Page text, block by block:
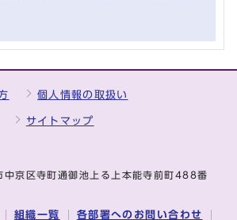
個人情報の取扱い
サイトマップ
京区寺町通御池上る上本能寺前町488番
組織一覧 各部署へのお問い合わせ